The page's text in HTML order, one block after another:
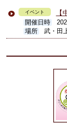
イベント
開催日時
場所
武・田